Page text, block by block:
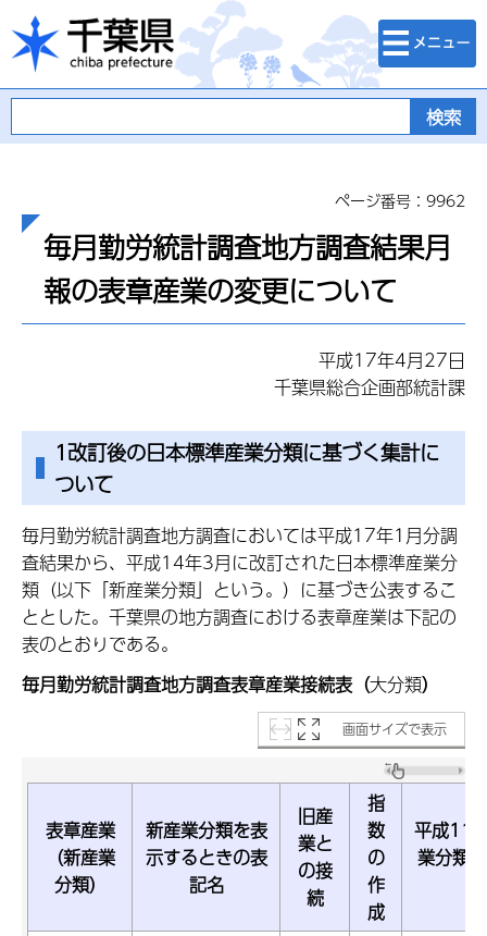
千葉県
検索・メニュ
ー
ページ番号：9962
毎月勤労統計調査地方調査結果月
報の表章産業の変更について
平成17年4月27日
千葉県総合企画部統計課
1改訂後の日本標準産業分類に基づく集計に
ついて
毎月勤労統計調査地方調査においては平成17年1月分調
査結果から、平成14年3月に改訂された日本標準産業分
類（以下「新産業分類」という。）に基づき公表するこ
ととした。千葉県の地方調査における表章産業は下記の
表のとおりである。
毎月勤労統計調査地方調査表章産業接続表（大分類）
画面サイズで表示
表章産業
（新産業
分類）
新産業分類を表
示するときの表
記名
旧産
業と
の接
続
指
数
の
作
成
平成11
業分類